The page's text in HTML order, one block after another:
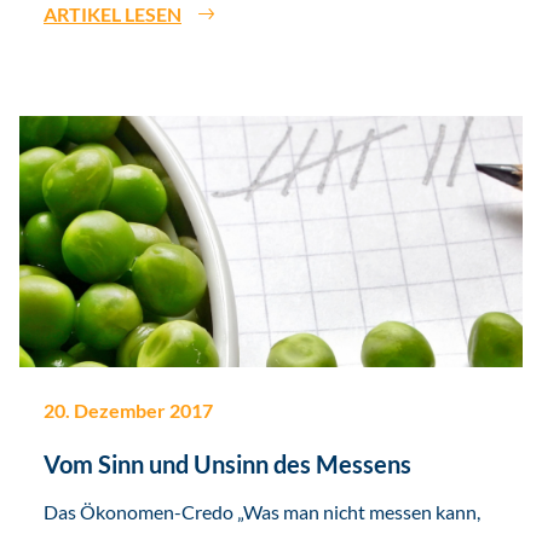
ARTIKEL LESEN
20. Dezember 2017
Vom Sinn und Unsinn des Messens
Das Ökonomen-Credo „Was man nicht messen kann,